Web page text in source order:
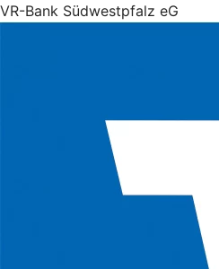
VR-Bank Südwestpfalz eG